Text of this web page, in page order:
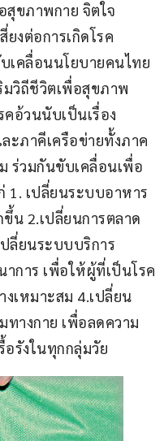
ขภาพกาย จิตใจ
ยงต่อการเกิดโรค
เคลื่อนนโยบายคนไทย
มวิถีชีวิตเพื่อสุขภาพ
อ้วนนับเป็นเรื่อง
ะภาคีเครือข่ายทั้งภาค
ร่วมกันขับเคลื่อนเพื่อ
1. เปลี่ยนระบบอาหาร
น 2.เปลี่ยนการตลาด
ลี่ยนระบบบริการ
การ เพื่อให้ผู้ที่เป็นโรค
เหมาะสม 4.เปลี่ยน
างกาย เพื่อลดความ
อรังในทุกกลุ่มวัย